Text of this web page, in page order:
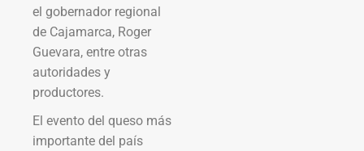
el gobernador regional
de Cajamarca, Roger
Guevara, entre otras
autoridades y
productores.
El evento del queso más
importante del país